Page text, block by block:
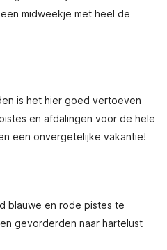
midweekje met heel de
is het hier goed vertoeven
en afdalingen voor de hele
een onvergetelijke vakantie!
blauwe en rode pistes te
gevorderden naar hartelust